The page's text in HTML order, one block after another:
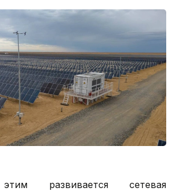
развивается сетевая